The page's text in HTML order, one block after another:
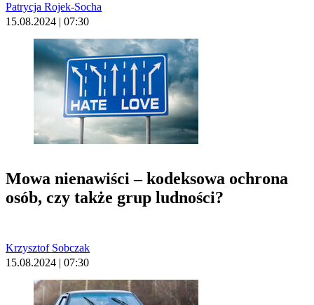
Patrycja Rojek-Socha
15.08.2024 | 07:30
Mowa nienawiści – kodeksowa ochrona
osób, czy także grup ludności?
Krzysztof Sobczak
15.08.2024 | 07:30